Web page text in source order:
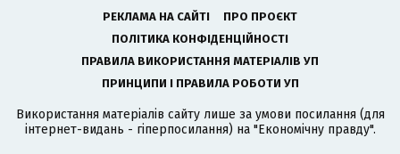
РЕКЛАМА НА САЙТІ
ПРО ПРОЄКТ
ПОЛІТИКА КОНФІДЕНЦІЙНОСТІ
ПРАВИЛА ВИКОРИСТАННЯ МАТЕРІАЛІВ УП
ПРИНЦИПИ І ПРАВИЛА РОБОТИ УП
Використання матеріалів сайту лише за умови посилання (для
інтернет-видань - гіперпосилання) на "Економічну правду".